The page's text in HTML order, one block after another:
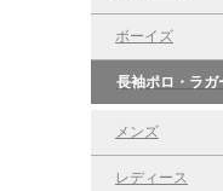
ボーイズ
長袖ポロ・ラガ
メンズ
レディース